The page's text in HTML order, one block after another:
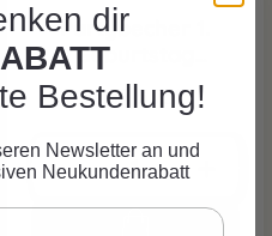
Partybecher 1.
Geburtstag
Ballerina, 8 Stk.
CHF 5.75*
dir
Bestellung!
Newsletter an und
Neukundenrabatt